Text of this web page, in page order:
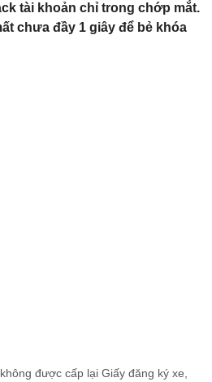
tài khoản chỉ trong chớp mắt.
chưa đầy 1 giây để bẻ khóa
được cấp lại Giấy đăng ký xe,